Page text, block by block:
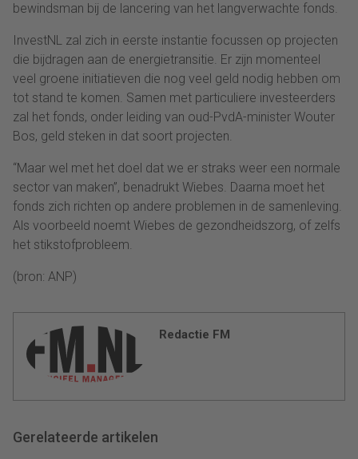
bewindsman bij de lancering van het langverwachte fonds.
InvestNL zal zich in eerste instantie focussen op projecten
die bijdragen aan de energietransitie. Er zijn momenteel
veel groene initiatieven die nog veel geld nodig hebben om
tot stand te komen. Samen met particuliere investeerders
zal het fonds, onder leiding van oud-PvdA-minister Wouter
Bos, geld steken in dat soort projecten.
“Maar wel met het doel dat we er straks weer een normale
sector van maken”, benadrukt Wiebes. Daarna moet het
fonds zich richten op andere problemen in de samenleving.
Als voorbeeld noemt Wiebes de gezondheidszorg, of zelfs
het stikstofprobleem.
(bron: ANP)
Redactie FM
Gerelateerde artikelen